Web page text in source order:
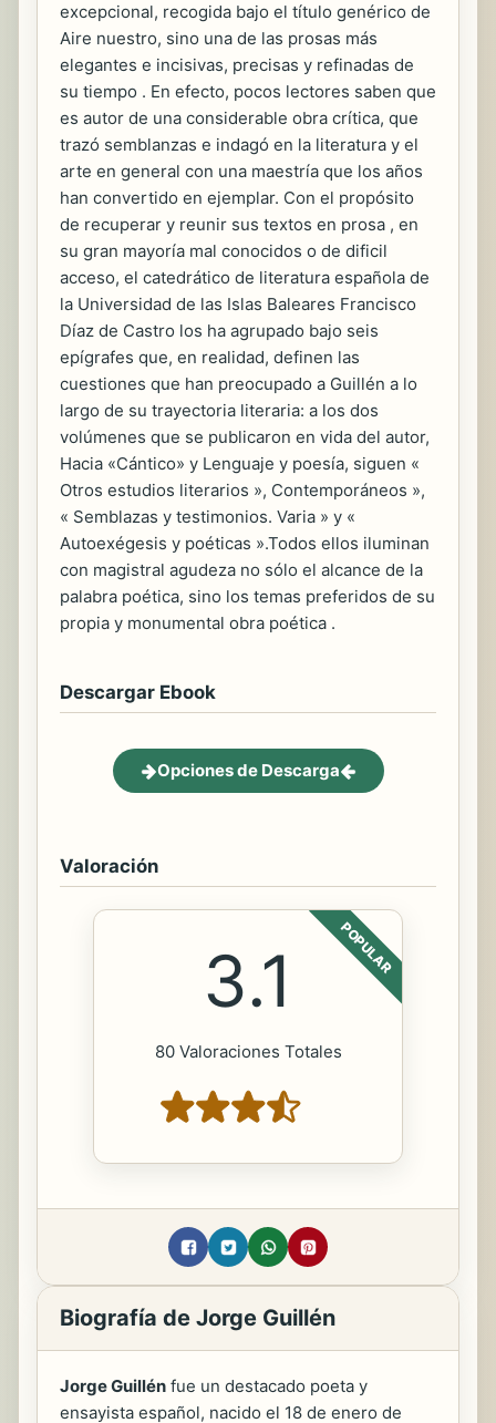
excepcional, recogida bajo el título genérico de
Aire nuestro, sino una de las prosas más
elegantes e incisivas, precisas y refinadas de
su tiempo . En efecto, pocos lectores saben que
es autor de una considerable obra crítica, que
trazó semblanzas e indagó en la literatura y el
arte en general con una maestría que los años
han convertido en ejemplar. Con el propósito
de recuperar y reunir sus textos en prosa , en
su gran mayoría mal conocidos o de dificil
acceso, el catedrático de literatura española de
la Universidad de las Islas Baleares Francisco
Díaz de Castro los ha agrupado bajo seis
epígrafes que, en realidad, definen las
cuestiones que han preocupado a Guillén a lo
largo de su trayectoria literaria: a los dos
volúmenes que se publicaron en vida del autor,
Hacia «Cántico» y Lenguaje y poesía, siguen «
Otros estudios literarios », Contemporáneos »,
« Semblazas y testimonios. Varia » y «
Autoexégesis y poéticas ».Todos ellos iluminan
con magistral agudeza no sólo el alcance de la
palabra poética, sino los temas preferidos de su
propia y monumental obra poética .
Descargar Ebook
Opciones de Descarga
Valoración
POPULAR
3.1
80 Valoraciones Totales
Biografía de Jorge Guillén
Jorge Guillén fue un destacado poeta y
ensayista español, nacido el 18 de enero de